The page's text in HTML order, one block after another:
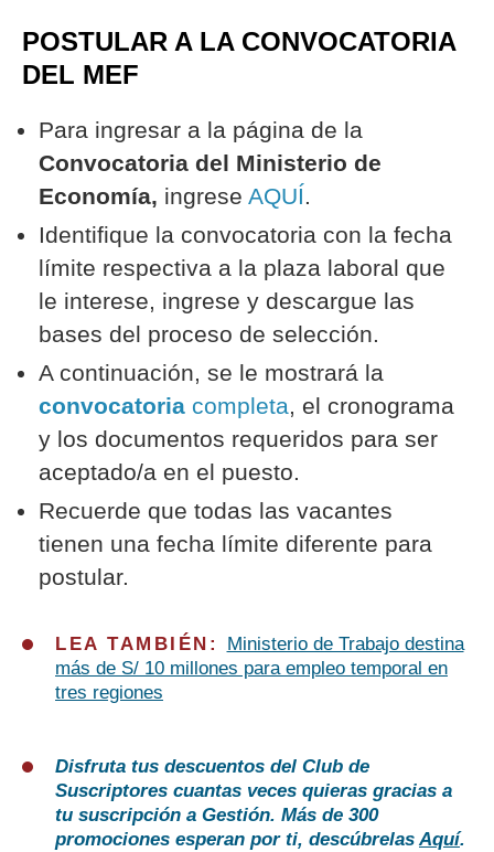
POSTULAR A LA CONVOCATORIA
DEL MEF
Para ingresar a la página de la
Convocatoria del Ministerio de
Economía, ingrese AQUÍ.
Identifique la convocatoria con la fecha
límite respectiva a la plaza laboral que
le interese, ingrese y descargue las
bases del proceso de selección.
A continuación, se le mostrará la
convocatoria completa, el cronograma
y los documentos requeridos para ser
aceptado/a en el puesto.
Recuerde que todas las vacantes
tienen una fecha límite diferente para
postular.
LEA TAMBIÉN:
Ministerio de Trabajo destina
más de S/ 10 millones para empleo temporal en
tres regiones
Disfruta tus descuentos del Club de
Suscriptores cuantas veces quieras gracias a
tu suscripción a Gestión. Más de 300
promociones esperan por ti, descúbrelasAquí.